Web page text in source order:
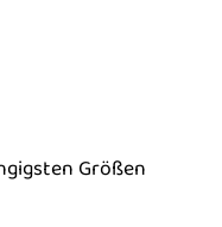
Größen